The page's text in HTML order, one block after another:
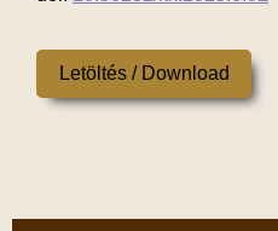
Letöltés / Download